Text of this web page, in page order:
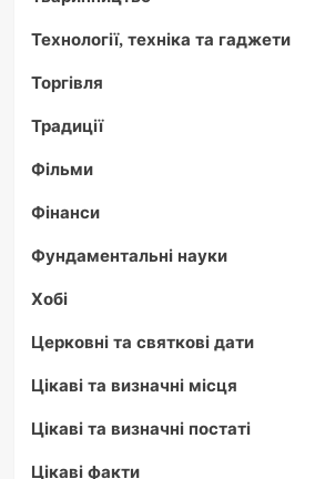
Технології, техніка та гаджети
Торгівля
Традиції
Фільми
Фінанси
Фундаментальні науки
Хобі
Церковні та святкові дати
Цікаві та визначні місця
Цікаві та визначні постаті
Цікаві факти